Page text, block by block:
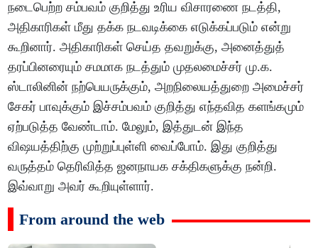
நடைபெற்ற சம்பவம் குறித்து உரிய விசாரணை நடத்தி,
அதிகாரிகள் மீது தக்க நடவடிக்கை எடுக்கப்படும் என்று
கூறினார். அதிகாரிகள் செய்த தவறுக்கு, அனைத்துத்
தரப்பினரையும் சமமாக நடத்தும் முதலமைச்சர் மு.க.
ஸ்டாலினின் நற்பெயருக்கும், அறநிலையத்துறை அமைச்சர்
சேகர் பாவுக்கும் இச்சம்பவம் குறித்து எந்தவித களங்கமும்
ஏற்படுத்த வேண்டாம். மேலும், இத்துடன் இந்த
விஷயத்திற்கு முற்றுப்புள்ளி வைப்போம். இது குறித்து
வருத்தம் தெரிவித்த ஜனநாயக சக்திகளுக்கு நன்றி.
இவ்வாறு அவர் கூறியுள்ளார்.
From around the web